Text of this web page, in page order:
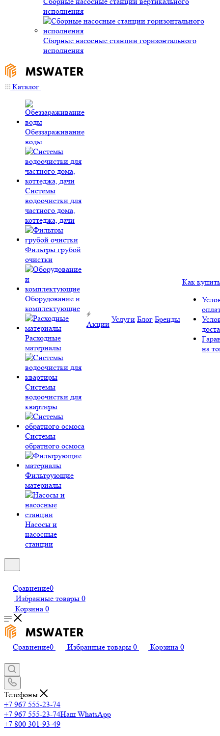
исполнения
Сборные насосные станции горизонтального
исполнения
Каталог
Обеззараживание
воды
Системы
водоочистки для
частного дома,
коттеджа, дачи
Фильтры грубой
очистки
Оборудование и
комплектующие
Расходные
материалы
Системы
водоочистки для
квартиры
Системы
обратного осмоса
Фильтрующие
материалы
Насосы и
насосные
станции
Акции
Услуги Блог Бренды
Как купить
на
Сравнение0
Избранные товары 0
Корзина 0
Сравнение0 Избранные товары 0 Корзина 0
Телефоны
+7 967 555-23-74
+7 967 555-23-74Наш WhatsApp
+7 800 301-93-49